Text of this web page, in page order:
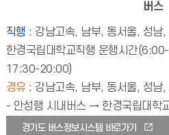
버스
직행 : 강남고속, 남부, 동서울, 성
한경국립대학교직행 운행시간
17:30-20:00)
경유 : 강남고속, 남부, 동서울, 성
- 안성행 시내버스 → 한경국립대학
경기도 버스정보시스템 바로가기